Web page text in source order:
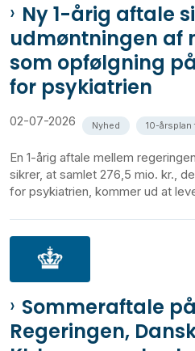
Ny 1-årig aftale
udmøntningen af
som opfølgning
for psykiatrien
02-07-2026 Nyhed 10-
En 1-årig aftale mellem
sikrer, at samlet 276,5 mio. kr.,
for psykiatrien, kommer ud at
Sommeraftale
Regeringen,